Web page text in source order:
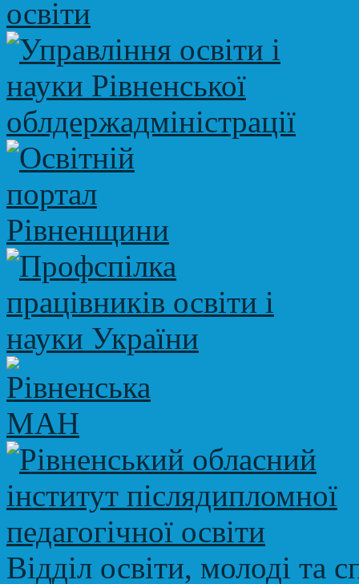
Відділ освіти, молоді та